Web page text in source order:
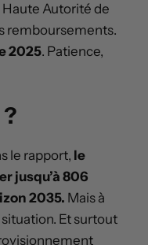
Haute Autorité de
remboursements.
2025. Patience,
le rapport, le
jusqu’à 806
2035. Mais à
Et surtout